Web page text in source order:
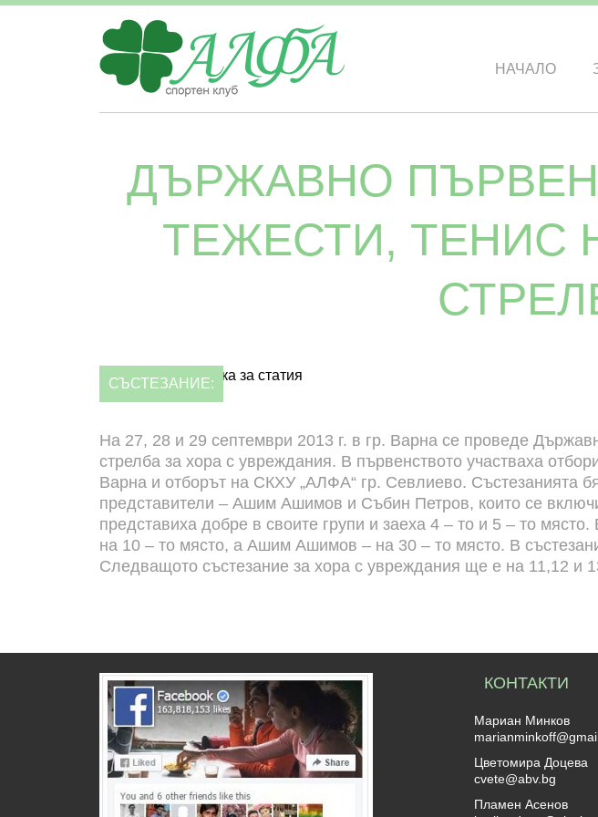
НАЧАЛО
ДЪРЖАВНО
ТЕЖЕСТИ, ТЕНИС
СЪСТЕЗАНИЕ:
На 27, 28 и 29 септември 2013 г. в гр. Варна се проведе
стрелба за хора с увреждания. В първенството участваха
Варна и отборът на СКХУ „АЛФА“ гр. Севлиево. Състезанията
представители – Ашим Ашимов и Събин Петров, които се
представиха добре в своите групи и заеха 4 – то и 5 – то
на 10 – то място, а Ашим Ашимов – на 30 – то място. В
Следващото състезание за хора с увреждания ще е на 11,12 и
КОНТАКТИ
Мариан Минков
Цветомира Доцева
cvete@abv.bg
Пламен Асенов